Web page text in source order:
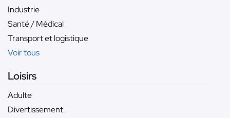
Industrie
Santé / Médical
Transport et logistique
Voir tous
Loisirs
Adulte
Divertissement